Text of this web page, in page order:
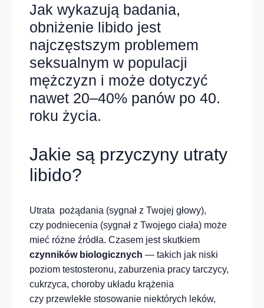
Jak wykazują badania,
obniżenie libido jest
najczęstszym problemem
seksualnym w populacji
mężczyzn i może dotyczyć
nawet 20–40% panów po 40.
roku życia.
Jakie są przyczyny utraty
libido?
Utrata pożądania (sygnał z Twojej głowy),
czy podniecenia (sygnał z Twojego ciała) może
mieć różne źródła. Czasem jest skutkiem
czynników biologicznych — takich jak niski
poziom testosteronu, zaburzenia pracy tarczycy,
cukrzyca, choroby układu krążenia
czy przewlekłe stosowanie niektórych leków,